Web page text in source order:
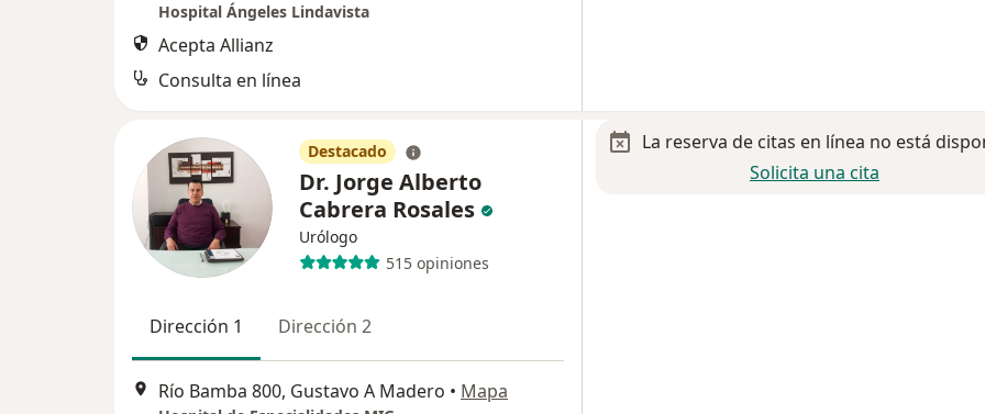
Hospital Ángeles Lindavista
Acepta Allianz
Consulta en línea
Destacado
Dr. Jorge Alberto
Cabrera Rosales
Urólogo
515 opiniones
Dirección 1 Dirección 2
Río Bamba 800, Gustavo A Madero • Mapa
La reserva de citas en línea no está
Solicita una cita